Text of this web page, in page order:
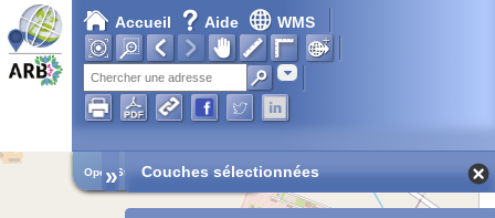
Accueil Aide WMS
Adresse
Open Street Map
» Couches sélectionnées